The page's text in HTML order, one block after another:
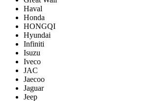
Haval
Honda
HONGQI
Hyundai
Infiniti
Isuzu
Iveco
JAC
Jaecoo
Jaguar
Jeep